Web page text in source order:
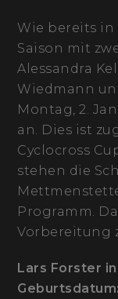
Wie bereits in
Saison mit
Alessandra
Wiedmann
Montag, 2.
an. Dies ist
Cyclocross
stehen die
Programm.
Vorbereitung
Lars Forster
Geburtsdatum: